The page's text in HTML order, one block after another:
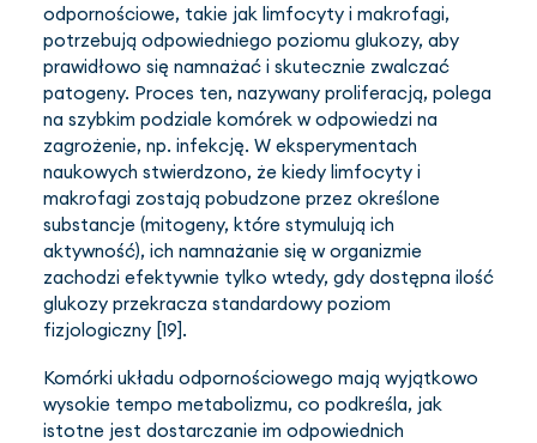
odpornościowe, takie jak limfocyty i makrofagi,
potrzebują odpowiedniego poziomu glukozy, aby
prawidłowo się namnażać i skutecznie zwalczać
patogeny. Proces ten, nazywany proliferacją, polega
na szybkim podziale komórek w odpowiedzi na
zagrożenie, np. infekcję. W eksperymentach
naukowych stwierdzono, że kiedy limfocyty i
makrofagi zostają pobudzone przez określone
substancje (mitogeny, które stymulują ich
aktywność), ich namnażanie się w organizmie
zachodzi efektywnie tylko wtedy, gdy dostępna ilość
glukozy przekracza standardowy poziom
fizjologiczny [19].
Komórki układu odpornościowego mają wyjątkowo
wysokie tempo metabolizmu, co podkreśla, jak
istotne jest dostarczanie im odpowiednich